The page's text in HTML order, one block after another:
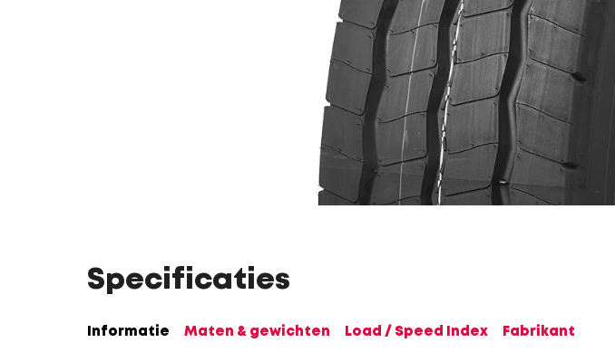
Specificaties
Informatie Maten & gewichten Load / Speed Index Fabrikant